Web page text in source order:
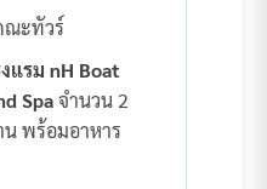
ณะทัวร์
แรม nH Boat
Spaจำนวน 2
พร้อมอาหาร